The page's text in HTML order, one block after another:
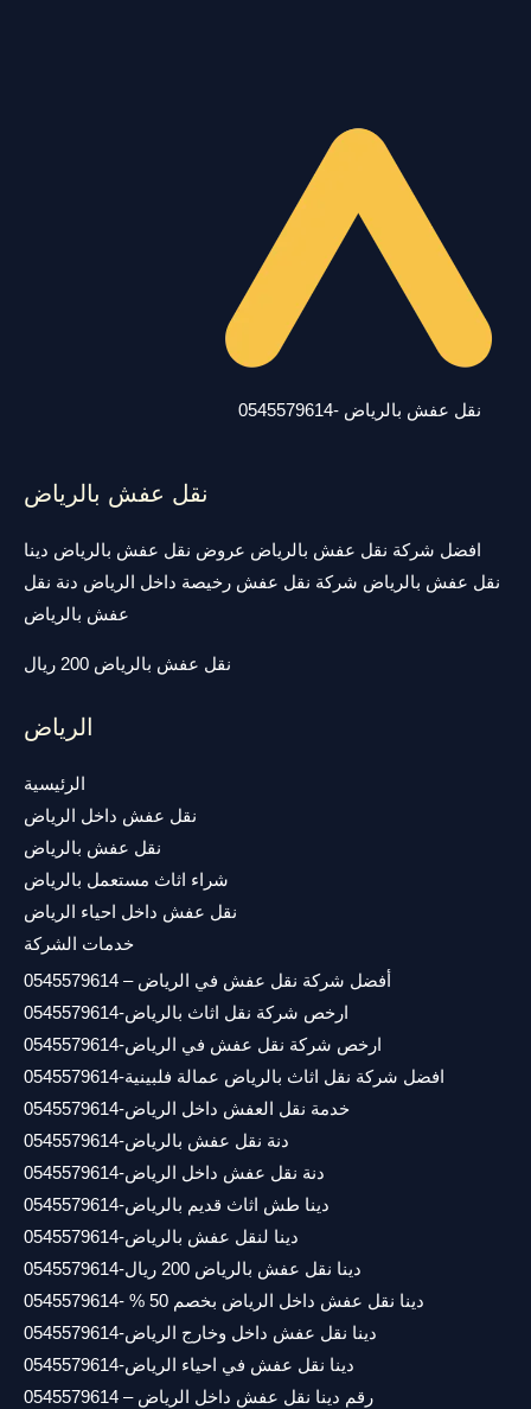
نقل عفش بالرياض -0545579614
نقل عفش بالرياض
افضل شركة نقل عفش بالرياض عروض نقل عفش بالرياض دينا
نقل عفش بالرياض شركة نقل عفش رخيصة داخل الرياض دنة نقل
عفش بالرياض
نقل عفش بالرياض 200 ريال
الرياض
الرئيسية
نقل عفش داخل الرياض
نقل عفش بالرياض
شراء اثاث مستعمل بالرياض
نقل عفش داخل احياء الرياض
خدمات الشركة
أفضل شركة نقل عفش في الرياض – 0545579614
ارخص شركة نقل اثاث بالرياض-0545579614
ارخص شركة نقل عفش في الرياض-0545579614
افضل شركة نقل اثاث بالرياض عمالة فلبينية-0545579614
خدمة نقل العفش داخل الرياض-0545579614
دنة نقل عفش بالرياض-0545579614
دنة نقل عفش داخل الرياض-0545579614
دينا طش اثاث قديم بالرياض-0545579614
دينا لنقل عفش بالرياض-0545579614
دينا نقل عفش بالرياض 200 ريال-0545579614
دينا نقل عفش داخل الرياض بخصم 50 % -0545579614
دينا نقل عفش داخل وخارج الرياض-0545579614
دينا نقل عفش في احياء الرياض-0545579614
رقم دينا نقل عفش داخل الرياض – 0545579614